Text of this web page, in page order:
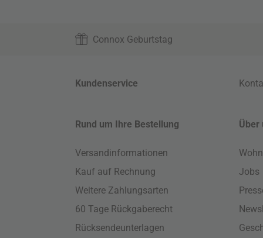
Connox Geburtstag
Kundenservice
Rund um Ihre Bestellung
Versandinformationen
Kauf auf Rechnung
Weitere Zahlungsarten
60 Tage Rückgaberecht
Rücksendeunterlagen
Über
Jobs